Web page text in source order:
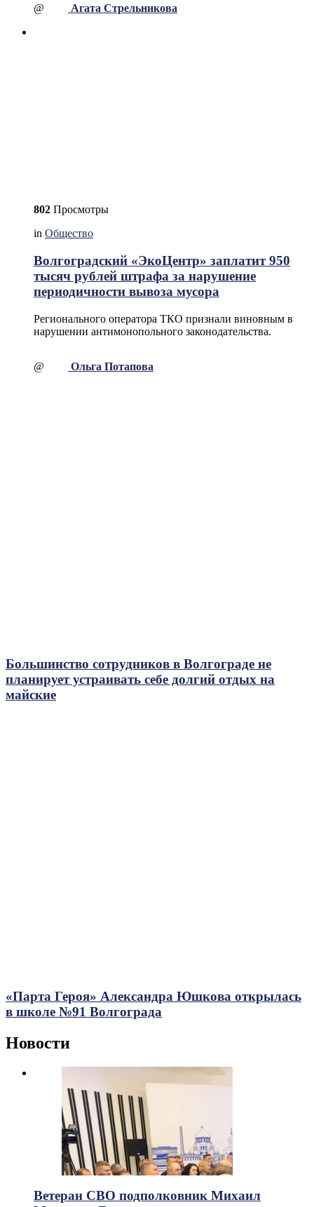
@ Агата Стрельникова
802 Просмотры
in Общество
Волгоградский «ЭкоЦентр» заплатит 950
тысяч рублей штрафа за нарушение
периодичности вывоза мусора
Регионального оператора ТКО признали виновным в
нарушении антимонопольного законодательства.
@ Ольга Потапова
Большинство сотрудников в Волгограде не
планирует устраивать себе долгий отдых на
майские
«Парта Героя» Александра Юшкова открылась
в школе №91 Волгограда
Новости
Ветеран СВО подполковник Михаил